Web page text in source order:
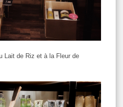
Lait de Riz et à la Fleur de